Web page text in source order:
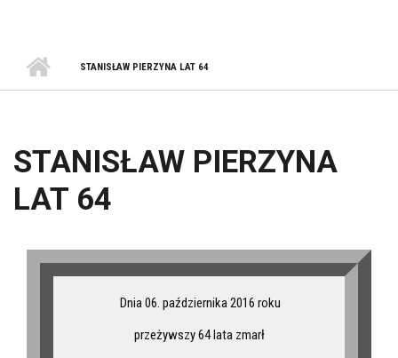
STANISŁAW PIERZYNA LAT 64
STANISŁAW PIERZYNA
LAT 64
Dnia 06. października 2016 roku
przeżywszy 64 lata zmarł